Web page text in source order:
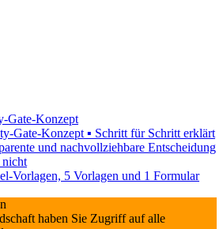
Gate-Konzept
Gate-Konzept ▪ Schritt für Schritt erklärt
und nachvollziehbare Entscheidung
nicht
Vorlagen, 5 Vorlagen und 1 Formular
haben Sie Zugriff auf alle